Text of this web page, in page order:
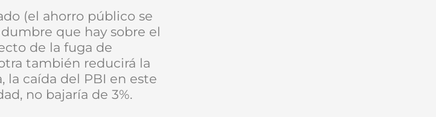
(el ahorro público se
que hay sobre el
de la fuga de
también reducirá la
la caída del PBI en este
no bajaría de 3%.